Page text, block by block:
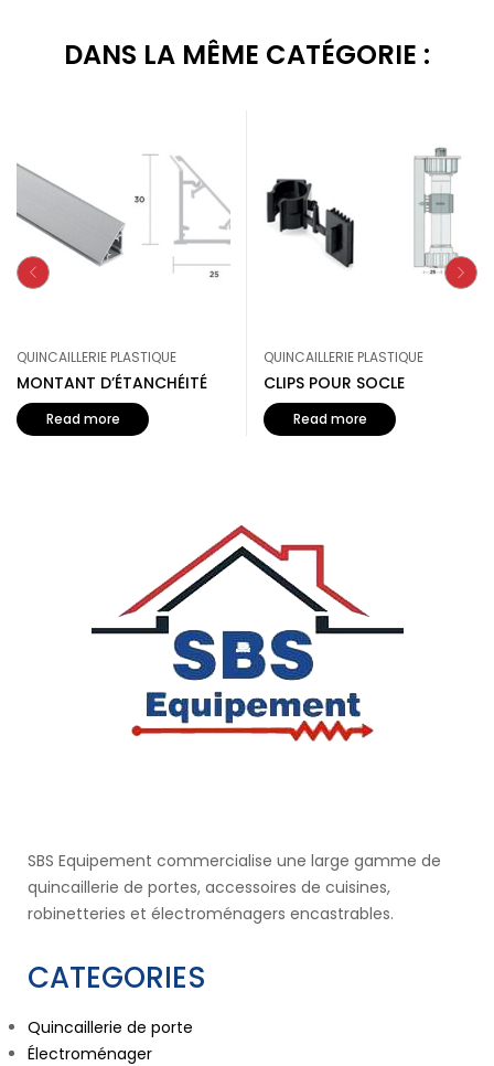
DANS LA MÊME CATÉGORIE :
QUINCAILLERIE PLASTIQUE
MONTANT D’ÉTANCHÉITÉ
Read more
QUINCAILLERIE PLASTIQUE
CLIPS POUR SOCLE
Read more
SBS Equipement commercialise une large gamme de
quincaillerie de portes, accessoires de cuisines,
robinetteries et électroménagers encastrables.
CATEGORIES
Quincaillerie de porte
Électroménager